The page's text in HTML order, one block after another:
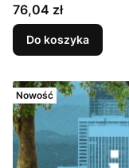
Cena
76,04 zł
Do koszyka
Nowość